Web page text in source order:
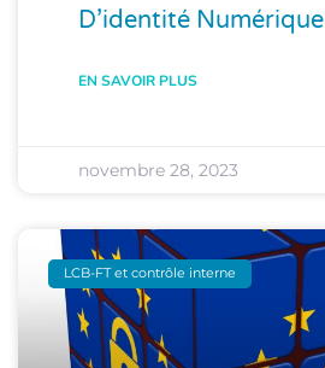
D’identité Numérique
EN SAVOIR PLUS
novembre 28, 2023
LCB-FT et contrôle interne